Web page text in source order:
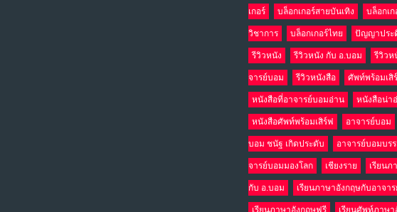
เกอร์ บล็อกเกอร์สายบันเทิง บล็อกเก
วิชาการ บล็อกเกอร์ไทย ปัญญาประ
รีวิวหนัง รีวิวหนัง กับ อ.บอม รีวิวห
จารย์บอม รีวิวหนังสือ ศัพท์พร้อมเสิ
หนังสือที่อาจารย์บอมอ่าน หนังสือน่า
หนังสือศัพท์พร้อมเสิร์ฟ อาจารย์บอม
บอม ชนัฐ เกิดประดับ อาจารย์บอมบร
จารย์บอมมองโลก เชียงราย เรียนภ
กับ อ.บอม เรียนภาษาอังกฤษกับอาจา
เรียนภาษาอังกฤษฟรี เรียนศัพท์ภาษา